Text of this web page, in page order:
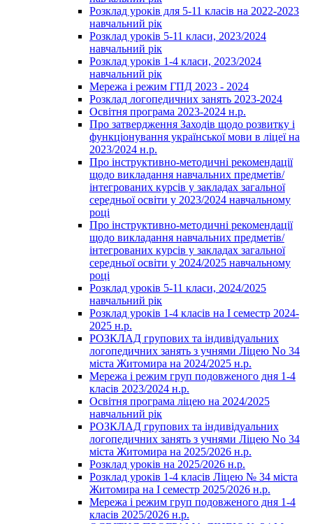
Розклад уроків для 5-11 класів на 2022-2023
навчальний рік
Розклад уроків 5-11 класи, 2023/2024
навчальний рік
Розклад уроків 1-4 класи, 2023/2024
навчальний рік
Мережа і режим ГПД 2023 - 2024
Розклад логопедичних занять 2023-2024
Освітня програма 2023-2024 н.р.
Про затвердження Заходів щодо розвитку і
функціонування української мови в ліцеї на
2023/2024 н.р.
Про інструктивно-методичні рекомендації
щодо викладання навчальних предметів/
інтегрованих курсів у закладах загальної
середньої освіти у 2023/2024 навчальному
році
Про інструктивно-методичні рекомендації
щодо викладання навчальних предметів/
інтегрованих курсів у закладах загальної
середньої освіти у 2024/2025 навчальному
році
Розклад уроків 5-11 класи, 2024/2025
навчальний рік
Розклад уроків 1-4 класів на І семестр 2024-
2025 н.р.
РОЗКЛАД групових та індивідуальних
логопедичних занять з учнями Ліцею No 34
міста Житомира на 2024/2025 н.р.
Мережа і режим груп подовженого дня 1-4
класів 2023/2024 н.р.
Освітня програма ліцею на 2024/2025
навчальний рік
РОЗКЛАД групових та індивідуальних
логопедичних занять з учнями Ліцею No 34
міста Житомира на 2025/2026 н.р.
Розклад уроків на 2025/2026 н.р.
Розклад уроків 1-4 класів Ліцею № 34 міста
Житомира на І семестр 2025/2026 н.р.
Мережа і режим груп подовженого дня 1-4
класів 2025/2026 н.р.